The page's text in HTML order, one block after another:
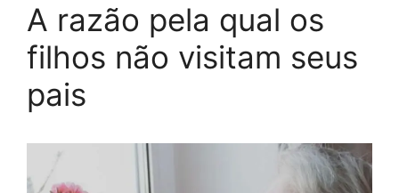
A razão pela qual os
filhos não visitam seus
pais